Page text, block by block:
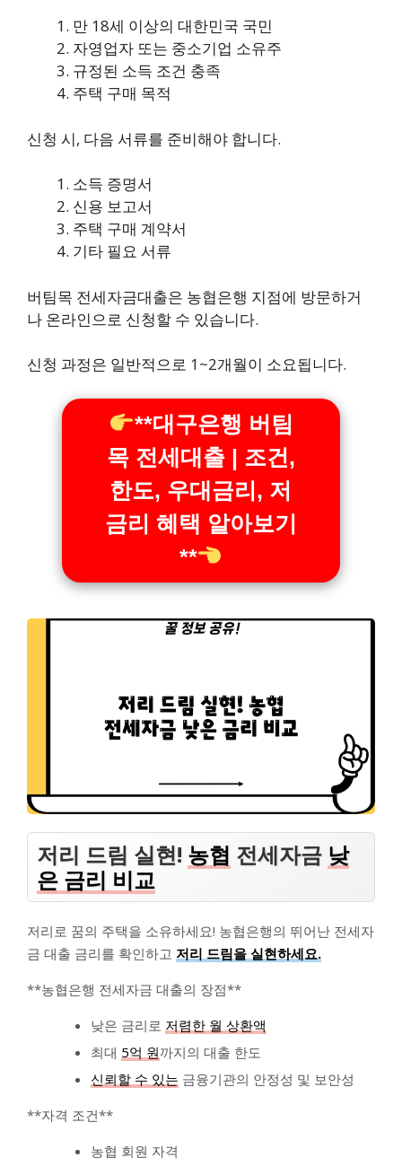
만 18세 이상의 대한민국 국민
자영업자 또는 중소기업 소유주
규정된 소득 조건 충족
주택 구매 목적
신청 시, 다음 서류를 준비해야 합니다.
소득 증명서
신용 보고서
주택 구매 계약서
기타 필요 서류
버팀목 전세자금대출은 농협은행 지점에 방문하거
나 온라인으로 신청할 수 있습니다.
신청 과정은 일반적으로 1~2개월이 소요됩니다.
**대구은행 버팀
목 전세대출 | 조건,
한도, 우대금리, 저
금리 혜택 알아보기
**
저리 드림 실현! 농협 전세자금 낮
은 금리 비교
저리로 꿈의 주택을 소유하세요! 농협은행의 뛰어난 전세자
금 대출 금리를 확인하고 저리 드림을 실현하세요.
**농협은행 전세자금 대출의 장점**
낮은 금리로 저렴한 월 상환액
최대 5억 원까지의 대출 한도
신뢰할 수 있는 금융기관의 안정성 및 보안성
**자격 조건**
농협 회원 자격